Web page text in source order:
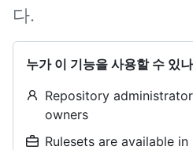
다.
누가 이 기능을 사용할 수 있
Repository
owners
Rulesets are available